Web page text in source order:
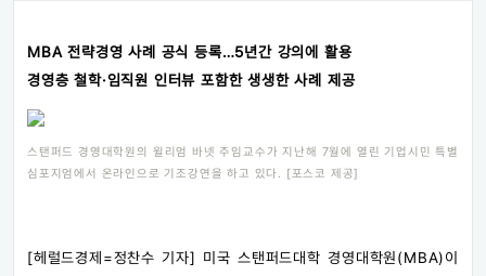
MBA 전략경영 사례 공식 등록…5년간 강의에 활용
경영층 철학·임직원 인터뷰 포함한 생생한 사례 제공
스탠퍼드 경영대학원의 윌리엄 바넷 주임교수가 지난해 7월에 열린 기업시민 특별
심포지엄에서 온라인으로 기조강연을 하고 있다. [포스코 제공]
[헤럴드경제=정찬수 기자] 미국 스탠퍼드대학 경영대학원(MBA)이